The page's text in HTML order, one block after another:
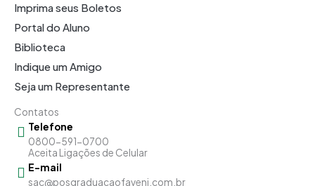
Imprima seus Boletos
Portal do Aluno
Biblioteca
Indique um Amigo
Seja um Representante
Contatos
Telefone
0800-591-0700
Aceita Ligações de Celular
E-mail
sac@posgraduacaofaveni.com.br